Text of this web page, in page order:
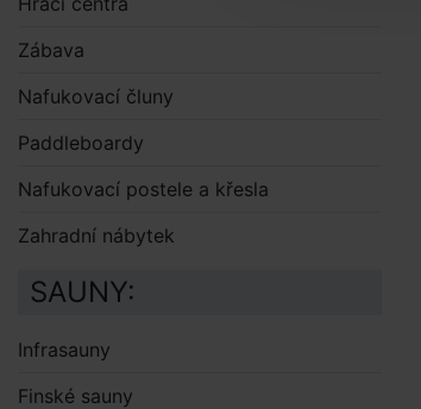
Zábava
Nafukovací čluny
Paddleboardy
Nafukovací postele a křesla
Zahradní nábytek
SAUNY:
Infrasauny
Finské sauny